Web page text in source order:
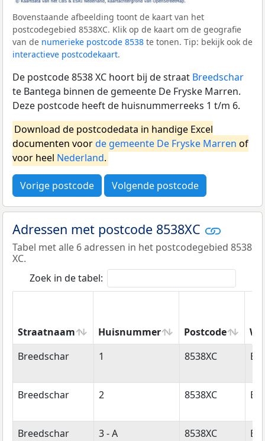
Bovenstaande afbeelding toont de kaart van het
postcodegebied 8538XC. Klik op de kaart om de geografie
van de numerieke postcode 8538 te tonen. Tip: bekijk ook de
interactieve postcodekaart.
De postcode 8538 XC hoort bij de straat Breedschar
te Bantega binnen de gemeente De Fryske Marren.
Deze postcode heeft de huisnummerreeks 1 t/m 6.
Download de postcodedata in handige Excel
documenten voorde gemeente De Fryske Marren of
voor heel Nederland.
Vorige postcode Volgende postcode
Adressen met postcode 8538XC
Tabel met alle 6 adressen in het postcodegebied 8538
XC.
Zoek in de tabel:
Straatnaam Huisnummer Postcode
Straatnaam
Huisnummer Postcode
Breedschar 1 8538XC
Breedschar 2 8538XC
Breedschar 3 - A 8538XC